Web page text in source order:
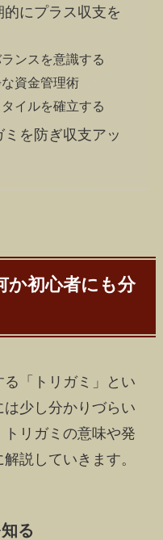
的にプラス収支を
ンスを意識する
資金管理術
イルを確立する
を防ぎ収支アッ
か初心者にも分
「トリガミ」とい
少し分かりづらい
リガミの意味や発
説していきます。
る